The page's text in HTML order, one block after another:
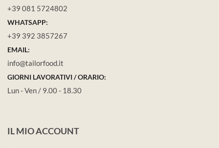
+39 081 5724802
WHATSAPP:
+39 392 3857267
EMAIL:
info@tailorfood.it
GIORNI LAVORATIVI / ORARIO:
Lun - Ven / 9.00 - 18.30
IL MIO ACCOUNT